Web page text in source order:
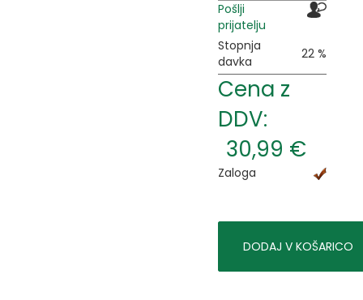
Pošlji
prijatelju
Stopnja
davka
22 %
Cena z
DDV:
30,99 €
Zaloga
DODAJ V KOŠARICO